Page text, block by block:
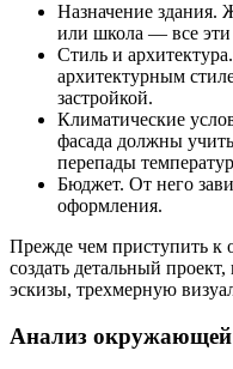
Назначение здания.
или школа — все эти
Стиль и
архитектурным
застройкой.
Климатические
фасада должны
перепады
Бюджет. От него
оформления.
Прежде чем приступить к
создать детальный
эскизы, трехмерную
Анализ